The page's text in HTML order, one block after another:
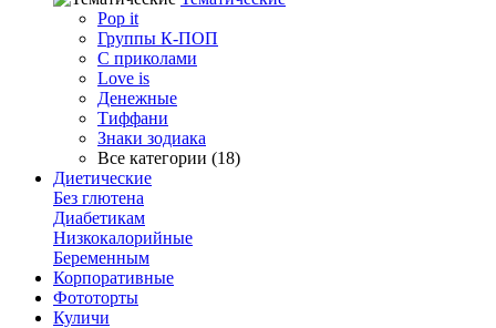
Pop it
Группы К-ПОП
С приколами
Love is
Денежные
Тиффани
Знаки зодиака
Все категории (18)
Диетические
Без глютена
Диабетикам
Низкокалорийные
Беременным
Корпоративные
Фототорты
Куличи